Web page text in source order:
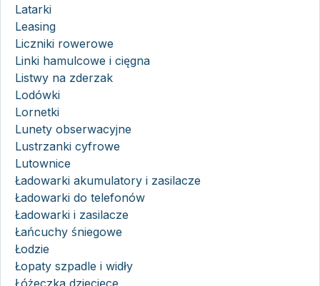
Latarki
Leasing
Liczniki rowerowe
Linki hamulcowe i cięgna
Listwy na zderzak
Lodówki
Lornetki
Lunety obserwacyjne
Lustrzanki cyfrowe
Lutownice
Ładowarki akumulatory i zasilacze
Ładowarki do telefonów
Ładowarki i zasilacze
Łańcuchy śniegowe
Łodzie
Łopaty szpadle i widły
Łóżeczka dziecięce